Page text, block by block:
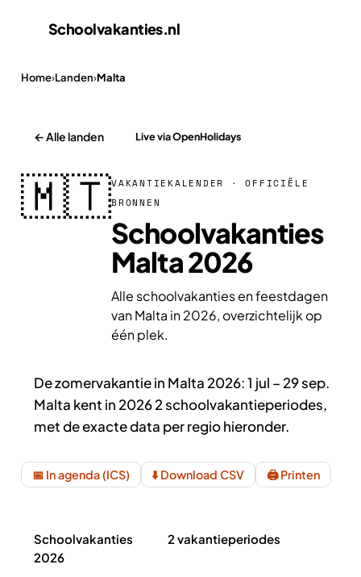
Schoolvakanties.nl
Home›Landen›Malta
← Alle landen Live via OpenHolidays
🇲🇹VAKANTIEKALENDER · OFFICIËLE
BRONNEN
Schoolvakanties
Malta 2026
Alle schoolvakanties en feestdagen
van Malta in 2026, overzichtelijk op
één plek.
De zomervakantie in Malta 2026: 1 jul – 29 sep.
Malta kent in 2026 2 schoolvakantieperiodes,
met de exacte data per regio hieronder.
📅 In agenda (ICS) ⬇️ Download CSV 🖨️ Printen
Schoolvakanties
2026
2 vakantieperiodes